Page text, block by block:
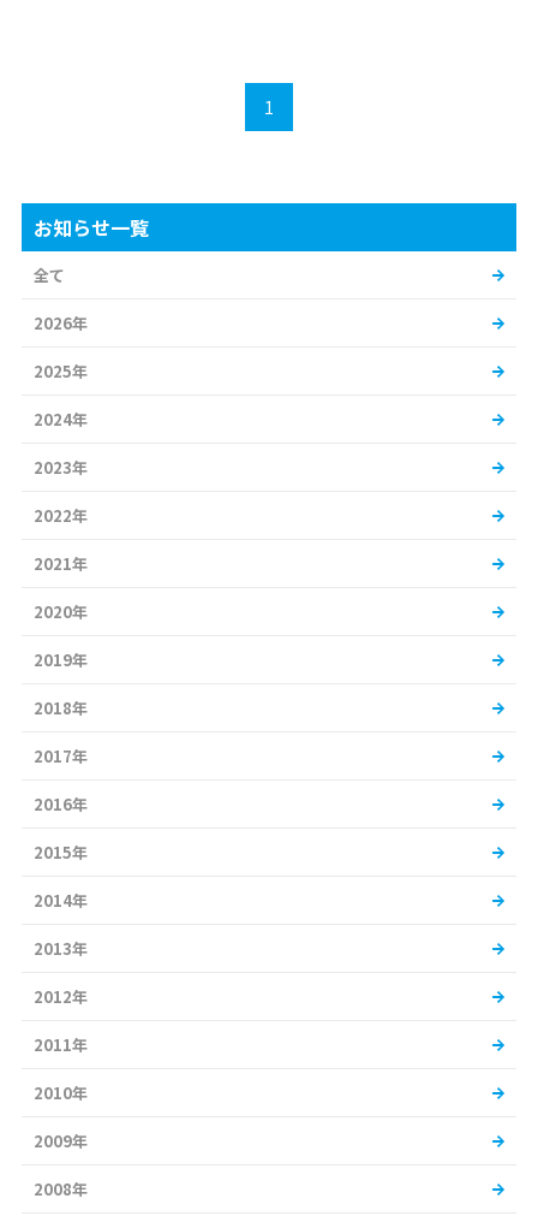
1
お知らせ一覧
全て
2026年
2025年
2024年
2023年
2022年
2021年
2020年
2019年
2018年
2017年
2016年
2015年
2014年
2013年
2012年
2011年
2010年
2009年
2008年